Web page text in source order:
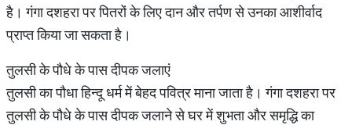
है। गंगा दशहरा पर पितरों के लिए दान और तर्पण से उनका आशीर्वाद
प्राप्त किया जा सकता है।
तुलसी के पौधे के पास दीपक जलाएं
तुलसी का पौधा हिन्दू धर्म में बेहद पवित्र माना जाता है। गंगा दशहरा पर
तुलसी के पौधे के पास दीपक जलाने से घर में शुभता और समृद्धि का